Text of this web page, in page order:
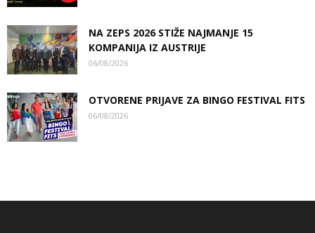
NA ZEPS 2026 STIŽE NAJMANJE 15
KOMPANIJA IZ AUSTRIJE
06/08/2026
OTVORENE PRIJAVE ZA BINGO FESTIVAL FITS
06/08/2026